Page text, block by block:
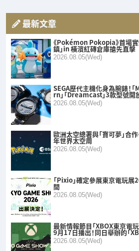
最新文章
《Pokémon Pokopia》首場
鎮」in 橫濱紅磚倉庫搶先直擊
2026.08.05(Wed)
SEGA歷代主機化身為腕錶！
rn」「Dreamcast」3款型號
2026.08.05(Wed)
歐洲太空總署與「寶可夢」合
年世界太空周
2026.08.05(Wed)
「Pixio」確定參展東京電玩
間
2026.08.05(Wed)
最新情報節目「XBOX東京電
9月17日播出！同日舉辦的「
2026.08.05(Wed)